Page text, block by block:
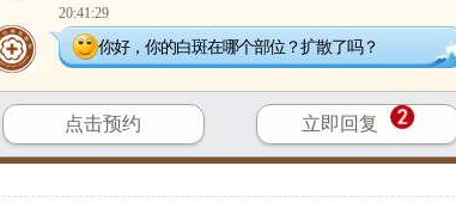
怎么办
患有白癜风，这无疑是一个沉重的打击，让家长们心急如焚。然而，
20:41:29
你好，你的白斑在哪个部位？扩散了吗？
点击预约 立即回复